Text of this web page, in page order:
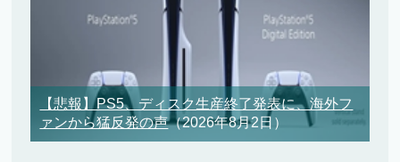
【悲報】PS5、ディスク生産終了発表に、海外フ
ァンから猛反発の声（2026年8月2日）